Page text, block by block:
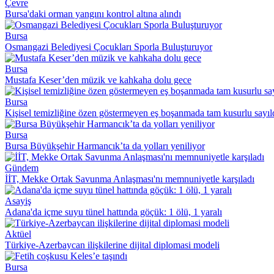
Çevre
Bursa'daki orman yangını kontrol altına alındı
Bursa
Osmangazi Belediyesi Çocukları Sporla Buluşturuyor
Bursa
Mustafa Keser’den müzik ve kahkaha dolu gece
Bursa
Kişisel temizliğine özen göstermeyen eş boşanmada tam kusurlu
Bursa
Bursa Büyükşehir Harmancık’ta da yolları yeniliyor
Gündem
İİT, Mekke Ortak Savunma Anlaşması'nı memnuniyetle karşıladı
Asayiş
Adana'da içme suyu tünel hattında göçük: 1 ölü, 1 yaralı
Aktüel
Türkiye-Azerbaycan ilişkilerine dijital diplomasi modeli
Bursa